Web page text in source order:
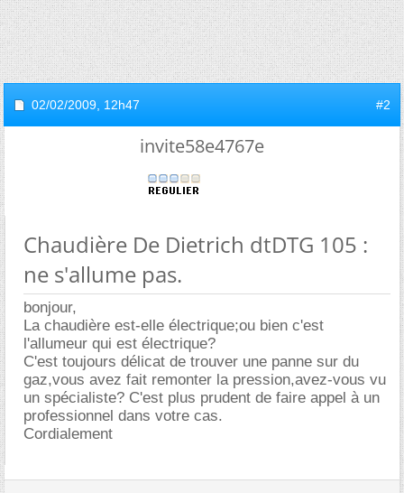
02/02/2009, 12h47 #2
invite58e4767e
Chaudière De Dietrich dtDTG 105 :
ne s'allume pas.
bonjour,
La chaudière est-elle électrique;ou bien c'est
l'allumeur qui est électrique?
C'est toujours délicat de trouver une panne sur du
gaz,vous avez fait remonter la pression,avez-vous vu
un spécialiste? C'est plus prudent de faire appel à un
professionnel dans votre cas.
Cordialement